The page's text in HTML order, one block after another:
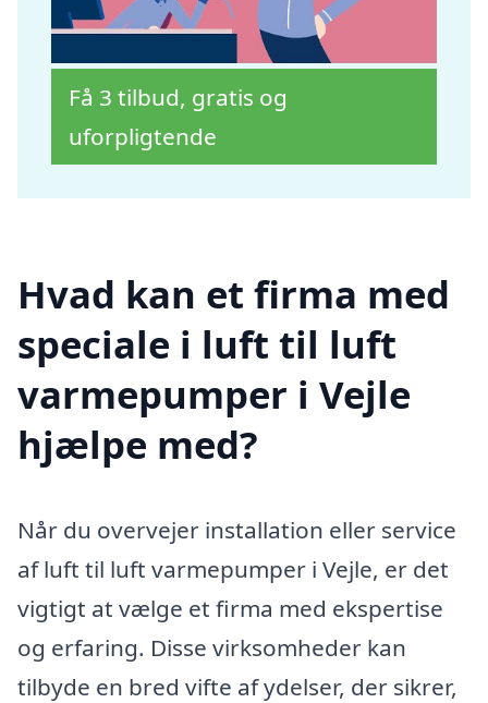
Få 3 tilbud, gratis og
uforpligtende
Hvad kan et firma med
speciale i luft til luft
varmepumper i Vejle
hjælpe med?
Når du overvejer installation eller service
af luft til luft varmepumper i Vejle, er det
vigtigt at vælge et firma med ekspertise
og erfaring. Disse virksomheder kan
tilbyde en bred vifte af ydelser, der sikrer,